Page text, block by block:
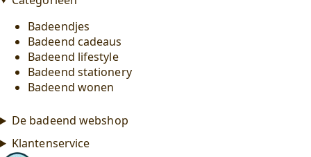
Badeendjes
Badeend cadeaus
Badeend lifestyle
Badeend stationery
Badeend wonen
De badeend webshop
Klantenservice